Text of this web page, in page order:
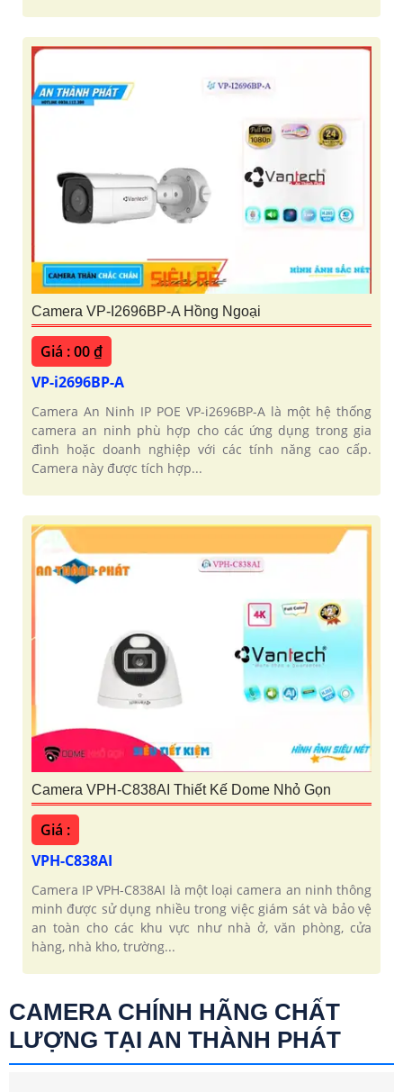
Camera VP-I2696BP-A Hồng Ngoại
Giá : 00 ₫
VP-i2696BP-A
Camera An Ninh IP POE VP-i2696BP-A là một hệ thống
camera an ninh phù hợp cho các ứng dụng trong gia
đình hoặc doanh nghiệp với các tính năng cao cấp.
Camera này được tích hợp...
Camera VPH-C838AI Thiết Kế Dome Nhỏ Gọn
Giá :
VPH-C838AI
Camera IP VPH-C838AI là một loại camera an ninh thông
minh được sử dụng nhiều trong việc giám sát và bảo vệ
an toàn cho các khu vực như nhà ở, văn phòng, cửa
hàng, nhà kho, trường...
CAMERA CHÍNH HÃNG CHẤT
LƯỢNG TẠI AN THÀNH PHÁT